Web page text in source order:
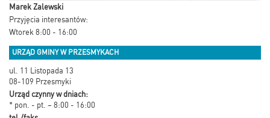
Marek Zalewski
Przyjęcia interesantów:
Wtorek 8:00 - 16:00
URZĄD GMINY W PRZESMYKACH
ul. 11 Listopada 13
08-109 Przesmyki
Urząd czynny w dniach:
* pon. - pt. – 8:00 - 16:00